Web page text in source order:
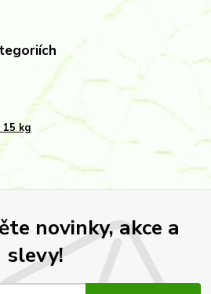
kg
novinky, akce a
slevy!